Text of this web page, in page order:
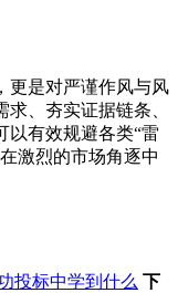
更是对严谨作风与风
、夯实证据链条、
以有效规避各类“雷
激烈的市场角逐中
投标中学到什么 下